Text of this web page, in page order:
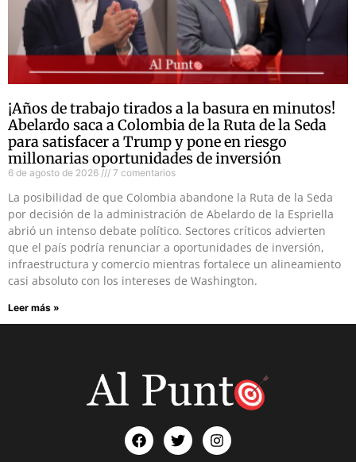
¡Años de trabajo tirados a la basura en minutos!
Abelardo saca a Colombia de la Ruta de la Seda
para satisfacer a Trump y pone en riesgo
millonarias oportunidades de inversión
6 de agosto de 2026 7 comentarios
La posibilidad de que Colombia abandone la Ruta de la Seda
por decisión de la administración de Abelardo de la Espriella
abrió un intenso debate político. Sectores críticos advierten
que el país podría renunciar a oportunidades de inversión,
infraestructura y comercio mientras fortalece un alineamiento
casi absoluto con los intereses de Washington.
Leer más »